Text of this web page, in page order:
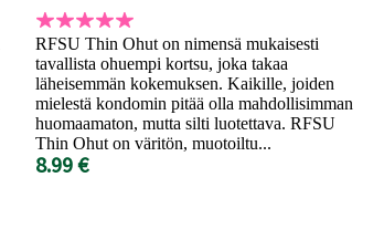
RFSU Thin Ohut on nimensä mukaisesti
tavallista ohuempi kortsu, joka takaa
läheisemmän kokemuksen. Kaikille, joiden
mielestä kondomin pitää olla mahdollisimman
huomaamaton, mutta silti luotettava. RFSU
Thin Ohut on väritön, muotoiltu...
8.99 €